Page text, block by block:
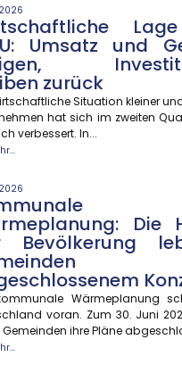
Umsatz und
zurück
Situation kleiner
hat sich im zweiten
verbessert. In...
Die
Bevölkerung
Wärmeplanung
voran. Zum 30. Juni
Gemeinden ihre Pläne
gestiegen
der Blitz- und
ist zwar gesunken, dafür
Sch...
2. August 2026 müssen
KI-generierte Inhalte wie
Texte als...
auf
1. August 2026 haben
Anspruch auf